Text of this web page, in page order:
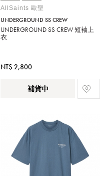
AllSaints 歐聖
UNDERGROUND SS CREW
UNDERGROUND SS CREW 短袖上
衣
NT$ 2,800
補貨中